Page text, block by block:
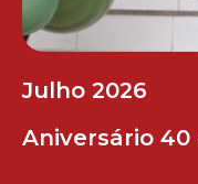
Julho 2026
Aniversário 40